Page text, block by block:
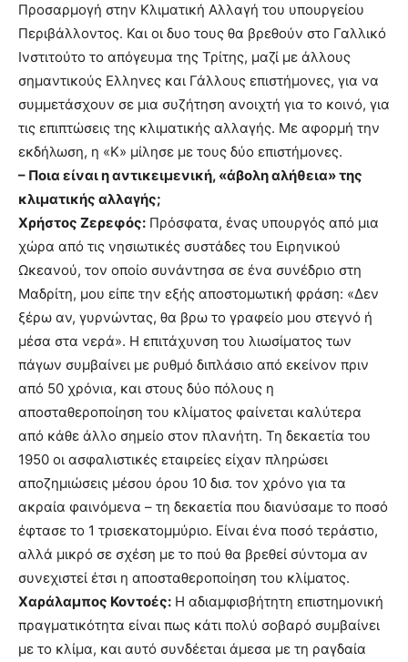
Προσαρμογή στην Κλιματική Αλλαγή του υπουργείου
Περιβάλλοντος. Και οι δυο τους θα βρεθούν στο Γαλλικό
Ινστιτούτο το απόγευμα της Τρίτης, μαζί με άλλους
σημαντικούς Ελληνες και Γάλλους επιστήμονες, για να
συμμετάσχουν σε μια συζήτηση ανοιχτή για το κοινό, για
τις επιπτώσεις της κλιματικής αλλαγής. Με αφορμή την
εκδήλωση, η «Κ» μίλησε με τους δύο επιστήμονες.
– Ποια είναι η αντικειμενική, «άβολη αλήθεια» της
κλιματικής αλλαγής;
Χρήστος Ζερεφός: Πρόσφατα, ένας υπουργός από μια
χώρα από τις νησιωτικές συστάδες του Ειρηνικού
Ωκεανού, τον οποίο συνάντησα σε ένα συνέδριο στη
Μαδρίτη, μου είπε την εξής αποστομωτική φράση: «Δεν
ξέρω αν, γυρνώντας, θα βρω το γραφείο μου στεγνό ή
μέσα στα νερά». Η επιτάχυνση του λιωσίματος των
πάγων συμβαίνει με ρυθμό διπλάσιο από εκείνον πριν
από 50 χρόνια, και στους δύο πόλους η
αποσταθεροποίηση του κλίματος φαίνεται καλύτερα
από κάθε άλλο σημείο στον πλανήτη. Τη δεκαετία του
1950 οι ασφαλιστικές εταιρείες είχαν πληρώσει
αποζημιώσεις μέσου όρου 10 δισ. τον χρόνο για τα
ακραία φαινόμενα – τη δεκαετία που διανύσαμε το ποσό
έφτασε το 1 τρισεκατομμύριο. Είναι ένα ποσό τεράστιο,
αλλά μικρό σε σχέση με το πού θα βρεθεί σύντομα αν
συνεχιστεί έτσι η αποσταθεροποίηση του κλίματος.
Χαράλαμπος Κοντοές: Η αδιαμφισβήτητη επιστημονική
πραγματικότητα είναι πως κάτι πολύ σοβαρό συμβαίνει
με το κλίμα, και αυτό συνδέεται άμεσα με τη ραγδαία